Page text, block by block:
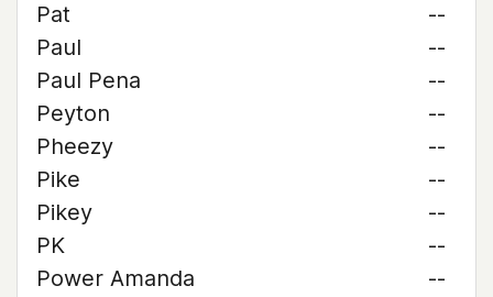
Pat
--
Paul
--
Paul Pena
--
Peyton
--
Pheezy
--
Pike
--
Pikey
--
PK
--
Power Amanda
--